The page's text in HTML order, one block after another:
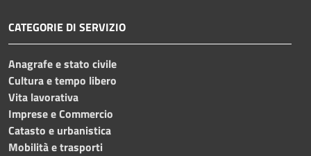
CATEGORIE DI SERVIZIO
Anagrafe e stato civile
Cultura e tempo libero
Vita lavorativa
Imprese e Commercio
Catasto e urbanistica
Mobilità e trasporti